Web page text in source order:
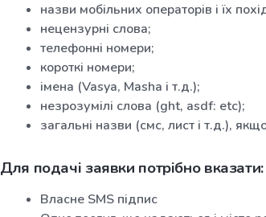
назви мобільних операторів і їх
нецензурні слова;
телефонні номери;
короткі номери;
імена (Vasya, Masha і т.д.);
незрозумілі слова (ght, asdf: etc);
загальні назви (смс, лист і т.д.),
Для подачі заявки потрібно вказати:
Власне SMS підпис